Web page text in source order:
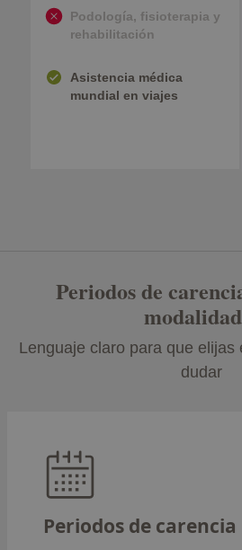
Podología, fisioterapia y
rehabilitación
Asistencia médica
mundial en viajes
Periodos de
Lenguaje claro para que elijas
dudar
Periodos de carencia
Hay coberturas que no podrás